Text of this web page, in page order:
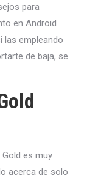
para
en Android
las empleando
de baja, se
es muy
acerca de solo